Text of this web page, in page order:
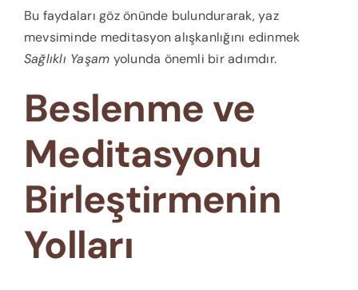
Bu faydaları göz önünde bulundurarak, yaz
mevsiminde meditasyon alışkanlığını edinmek
Sağlıklı Yaşam yolunda önemli bir adımdır.
Beslenme ve
Meditasyonu
Birleştirmenin
Yolları